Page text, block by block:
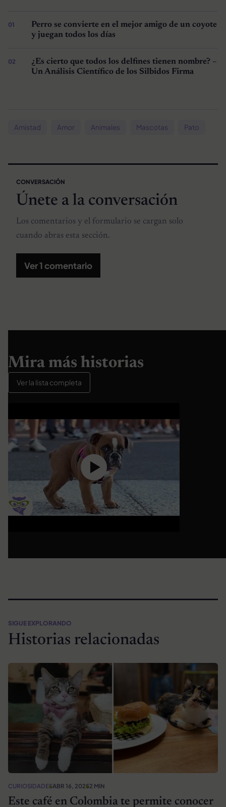
Perro se convierte en el mejor amigo de un coyote
y juegan todos los días
¿Es cierto que todos los delfines tienen nombre? –
Un Análisis Científico de los Silbidos Firma
Amistad Amor Animales Mascotas Pato
CONVERSACIÓN
Únete a la conversación
Los comentarios y el formulario se cargan solo
cuando abras esta sección.
Ver 1 comentario
Mira más historias
Ver la lista completa
SIGUE EXPLORANDO
Historias relacionadas
CURIOSIDADESABR 16, 20252 MIN
Este café en Colombia te permite conocer